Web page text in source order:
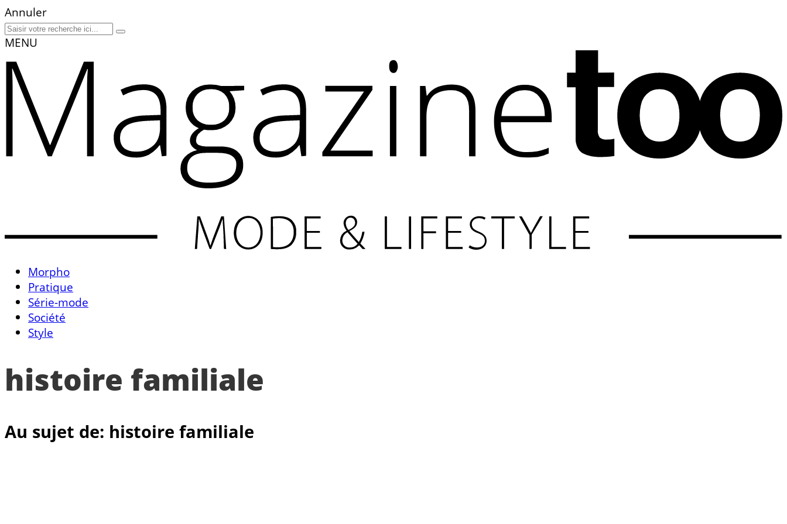
Annuler
MENU
Morpho
Pratique
Série-mode
Société
Style
histoire familiale
Au sujet de: histoire familiale